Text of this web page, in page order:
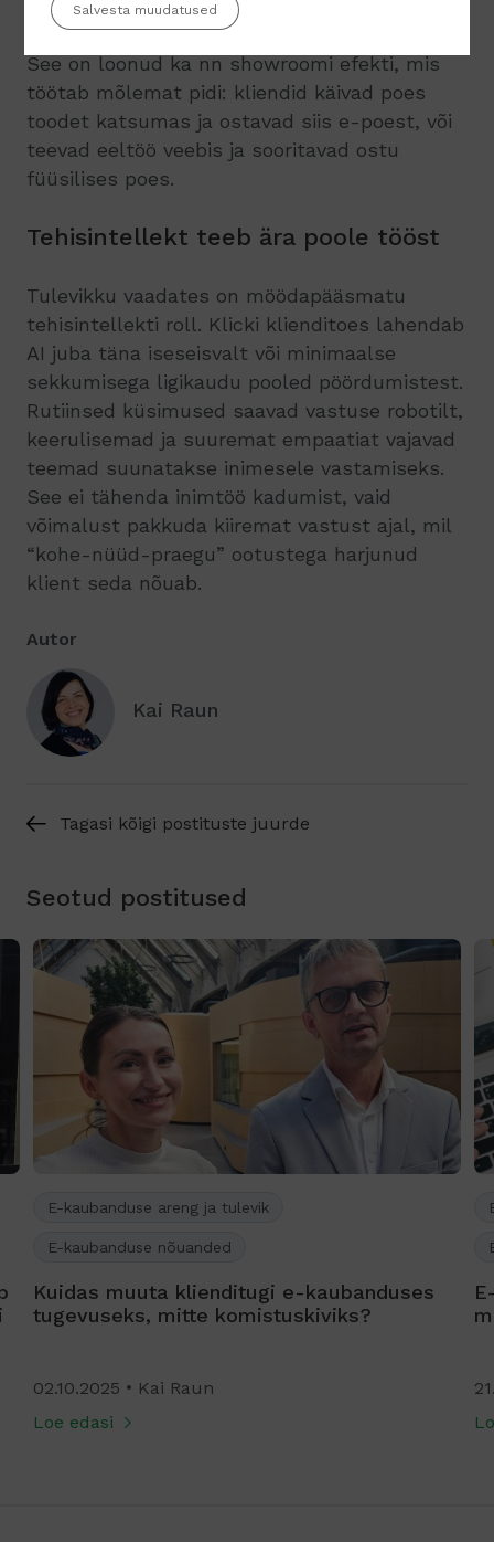
näite.
See on loonud ka nn showroomi efekti, mis
töötab mõlemat pidi: kliendid käivad poes
toodet katsumas ja ostavad siis e-poest, või
teevad eeltöö veebis ja sooritavad ostu
füüsilises poes.
Tehisintellekt teeb ära poole tööst
Tulevikku vaadates on möödapääsmatu
tehisintellekti roll. Klicki klienditoes lahendab
AI juba täna iseseisvalt või minimaalse
sekkumisega ligikaudu pooled pöördumistest.
Rutiinsed küsimused saavad vastuse robotilt,
keerulisemad ja suuremat empaatiat vajavad
teemad suunatakse inimesele vastamiseks.
See ei tähenda inimtöö kadumist, vaid
võimalust pakkuda kiiremat vastust ajal, mil
“kohe-nüüd-praegu” ootustega harjunud
klient seda nõuab.
Autor
Kai Raun
Tagasi kõigi postituste juurde
Seotud postitused
E-kaubanduse areng ja tulevik
E-kaubanduse nõuanded
Kuidas muuta klienditugi e-kaubanduses
tugevuseks, mitte komistuskiviks?
02.10.2025
Kai Raun
Loe edasi
Salvesta muudatused